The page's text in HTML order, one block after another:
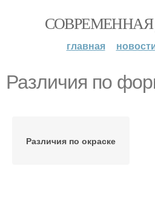
главная
Различия по
Различия по окраске